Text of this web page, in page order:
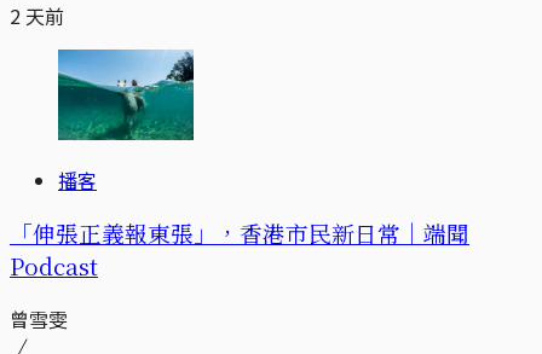
2 天前
播客
「伸張正義報東張」，香港市民新日常｜端聞
Podcast
曾雪雯